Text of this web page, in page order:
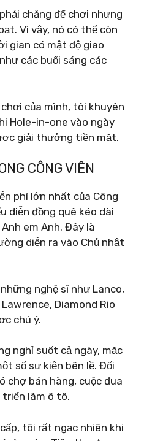
chăng để chơi nhưng
Vì vậy, nó có thể còn
gian có mật độ giao
các buổi sáng các
của mình, tôi khuyên
Hole-in-one vào ngày
giải thưởng tiền mặt.
CÔNG VIÊN
phí lớn nhất của Công
diễn đồng quê kéo dài
em Anh. Đây là
diễn ra vào Chủ nhật
nghệ sĩ như Lanco,
Diamond Rio
chú ý.
nghỉ suốt cả ngày, mặc
số sự kiện bên lề. Đối
chợ bán hàng, cuộc đua
triển lãm ô tô.
tôi rất ngạc nhiên khi